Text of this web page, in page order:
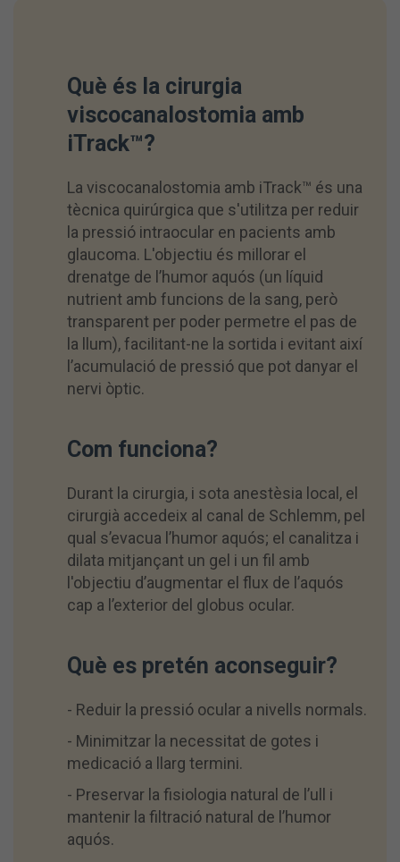
Què és la cirurgia
viscocanalostomia amb
iTrack™?
La viscocanalostomia amb iTrack™ és una
tècnica quirúrgica que s'utilitza per reduir
la pressió intraocular en pacients amb
glaucoma. L'objectiu és millorar el
drenatge de l’humor aquós (un líquid
nutrient amb funcions de la sang, però
transparent per poder permetre el pas de
la llum), facilitant-ne la sortida i evitant així
l’acumulació de pressió que pot danyar el
nervi òptic.
Com funciona?
Durant la cirurgia, i sota anestèsia local, el
cirurgià accedeix al canal de Schlemm, pel
qual s’evacua l’humor aquós; el canalitza i
dilata mitjançant un gel i un fil amb
l'objectiu d’augmentar el flux de l’aquós
cap a l’exterior del globus ocular.
Què es pretén aconseguir?
- Reduir la pressió ocular a nivells normals.
- Minimitzar la necessitat de gotes i
medicació a llarg termini.
- Preservar la fisiologia natural de l’ull i
mantenir la filtració natural de l’humor
aquós.